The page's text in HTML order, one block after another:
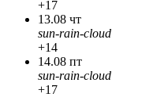
+17
13.08 чт
sun-rain-cloud
+14
14.08 пт
sun-rain-cloud
+17